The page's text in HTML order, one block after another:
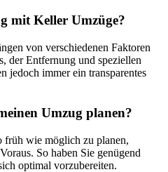
mit Keller Umzüge?
von verschiedenen Faktoren
der Entfernung und speziellen
jedoch immer ein transparentes
Umzug planen?
früh wie möglich zu planen,
So haben Sie genügend
optimal vorzubereiten.